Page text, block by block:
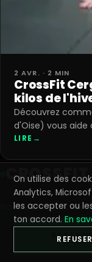
2 AVR. · 2 MIN
CrossFit
kilos de
Découvrez
d'Oise) vous aide
LIRE →
Box de CrossFit de
l'Aumône, au cœur
diplômés, tous
On utilise des
Analytics,
les accepter ou
ton accord.En
REFUSER